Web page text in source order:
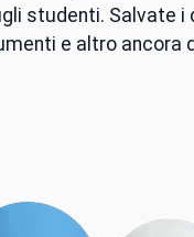
studenti. Salvate i
e altro ancora